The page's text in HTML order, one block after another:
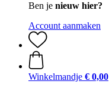
Ben je nieuw hier?
Account aanmaken
Winkelmandje € 0,00